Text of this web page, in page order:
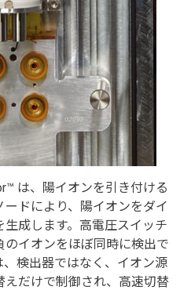
は、陽イオンを引き付ける
ドにより、陽イオンをダイ
成します。高電圧スイッチ
のイオンをほぼ同時に検出で
検出器ではなく、イオン源
えだけで制御され、高速切替